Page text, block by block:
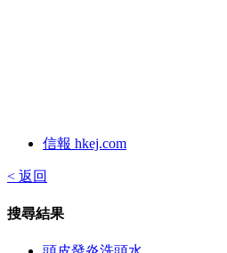
信報 hkej.com
< 返回
搜尋結果